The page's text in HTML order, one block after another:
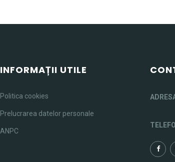
INFORMAȚII UTILE
Politica cookies
Prelucrarea datelor personale
ANPC